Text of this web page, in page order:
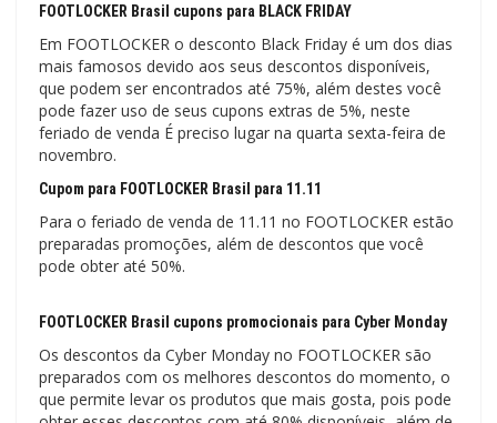
FOOTLOCKER Brasil cupons para BLACK FRIDAY
Em FOOTLOCKER o desconto Black Friday é um dos dias
mais famosos devido aos seus descontos disponíveis,
que podem ser encontrados até 75%, além destes você
pode fazer uso de seus cupons extras de 5%, neste
feriado de venda É preciso lugar na quarta sexta-feira de
novembro.
Cupom para FOOTLOCKER Brasil para 11.11
Para o feriado de venda de 11.11 no FOOTLOCKER estão
preparadas promoções, além de descontos que você
pode obter até 50%.
FOOTLOCKER Brasil cupons promocionais para Cyber ​​Monday
Os descontos da Cyber ​​Monday no FOOTLOCKER são
preparados com os melhores descontos do momento, o
que permite levar os produtos que mais gosta, pois pode